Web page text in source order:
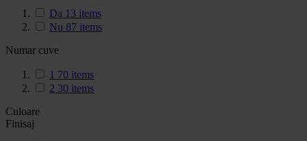
Da 13 items
Nu 87 items
Numar cuve
1 70 items
2 30 items
Culoare
Finisaj